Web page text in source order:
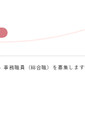
事務職員（総合職）を募集します